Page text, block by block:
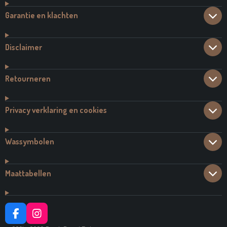
Garantie en klachten
Disclaimer
Retourneren
Privacy verklaring en cookies
Wassymbolen
Maattabellen
F
I